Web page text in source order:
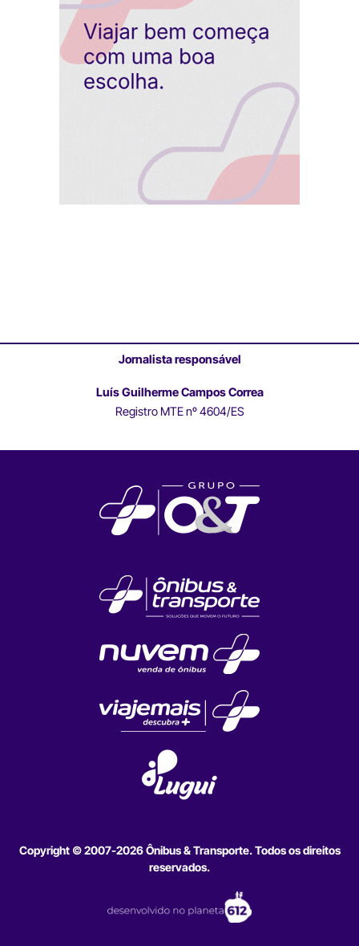
Jornalista responsável
Luís Guilherme Campos Correa
Registro MTE nº 4604/ES
Copyright © 2007-2026 Ônibus & Transporte. Todos os direitos
reservados.